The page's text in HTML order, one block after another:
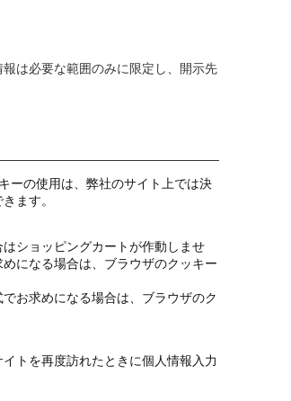
は必要な範囲のみに限定し、開示先
ーの使用は、弊社のサイト上では決
ます。
ショッピングカートが作動しませ
になる場合は、ブラウザのクッキー
お求めになる場合は、ブラウザのク
トを再度訪れたときに個人情報入力